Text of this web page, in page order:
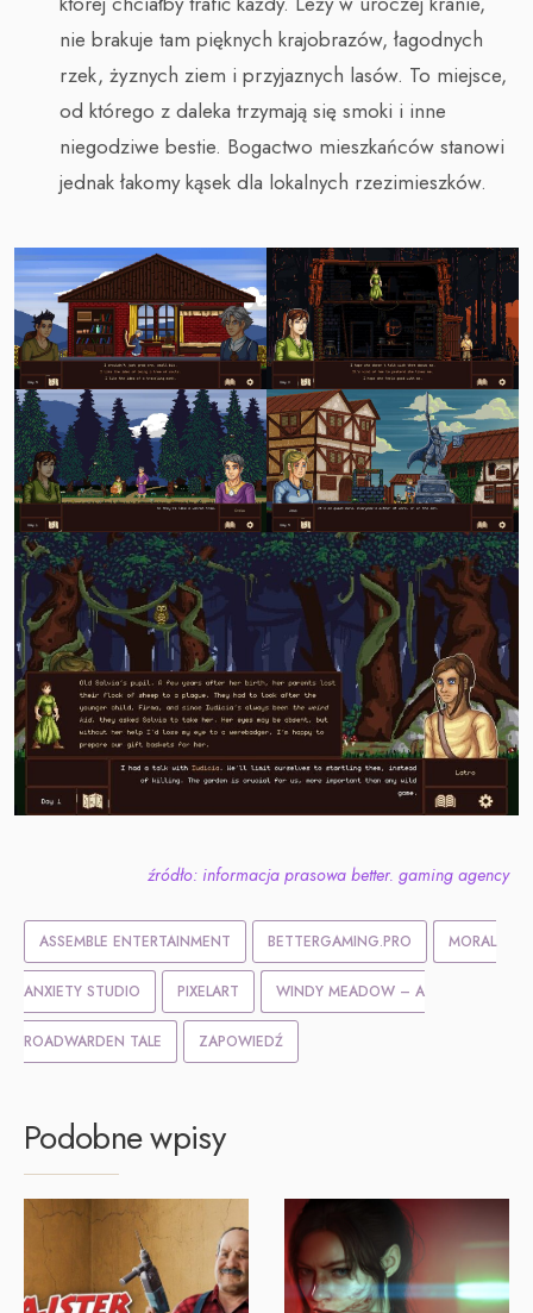
nie brakuje tam pięknych krajobrazów, łagodnych
rzek, żyznych ziem i przyjaznych lasów. To miejsce,
od którego z daleka trzymają się smoki i inne
niegodziwe bestie. Bogactwo mieszkańców stanowi
jednak łakomy kąsek dla lokalnych rzezimieszków.
źródło: informacja prasowa better. gaming agency
ASSEMBLE ENTERTAINMENT BETTERGAMING.PRO MORAL
ANXIETY STUDIO PIXELART WINDY MEADOW – A
ROADWARDEN TALE ZAPOWIEDŹ
Podobne wpisy